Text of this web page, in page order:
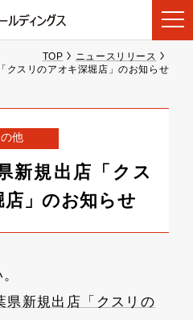
TOP
ニュースリリース
クスリのアオキ深堀店」のお知らせ
他
新規出店「クス
店」のお知らせ
県新規出店「クスリの